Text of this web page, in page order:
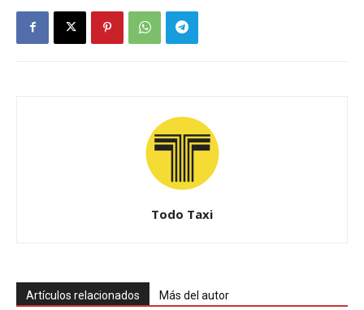
Todo Taxi
Artículos relacionados Más del autor